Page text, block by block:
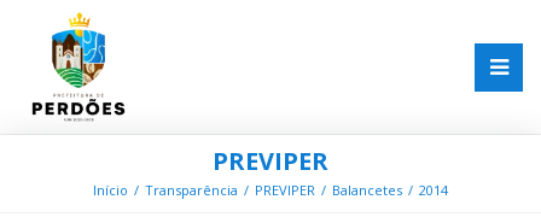
PREVIPER
Início Transparência PREVIPER Balancetes 2014